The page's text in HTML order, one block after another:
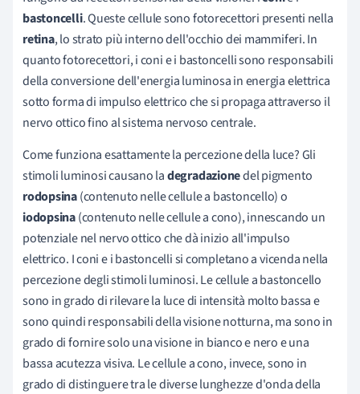
bastoncelli. Queste cellule sono fotorecettori presenti nella
retina, lo strato più interno dell'occhio dei mammiferi. In
quanto fotorecettori, i coni e i bastoncelli sono responsabili
della conversione dell'energia luminosa in energia elettrica
sotto forma di impulso elettrico che si propaga attraverso il
nervo ottico fino al sistema nervoso centrale.
Come funziona esattamente la percezione della luce? Gli
stimoli luminosi causano ladegradazionedel pigmento
rodopsina(contenuto nelle cellule a bastoncello) o
iodopsina(contenuto nelle cellule a cono), innescando un
potenziale nel nervo ottico che dà inizio all'impulso
elettrico. I coni e i bastoncelli si completano a vicenda nella
percezione degli stimoli luminosi. Le cellule a bastoncello
sono in grado di rilevare la luce di intensità molto bassa e
sono quindi responsabili della visione notturna, ma sono in
grado di fornire solo una visione in bianco e nero e una
bassa acutezza visiva. Le cellule a cono, invece, sono in
grado di distinguere tra le diverse lunghezze d'onda della